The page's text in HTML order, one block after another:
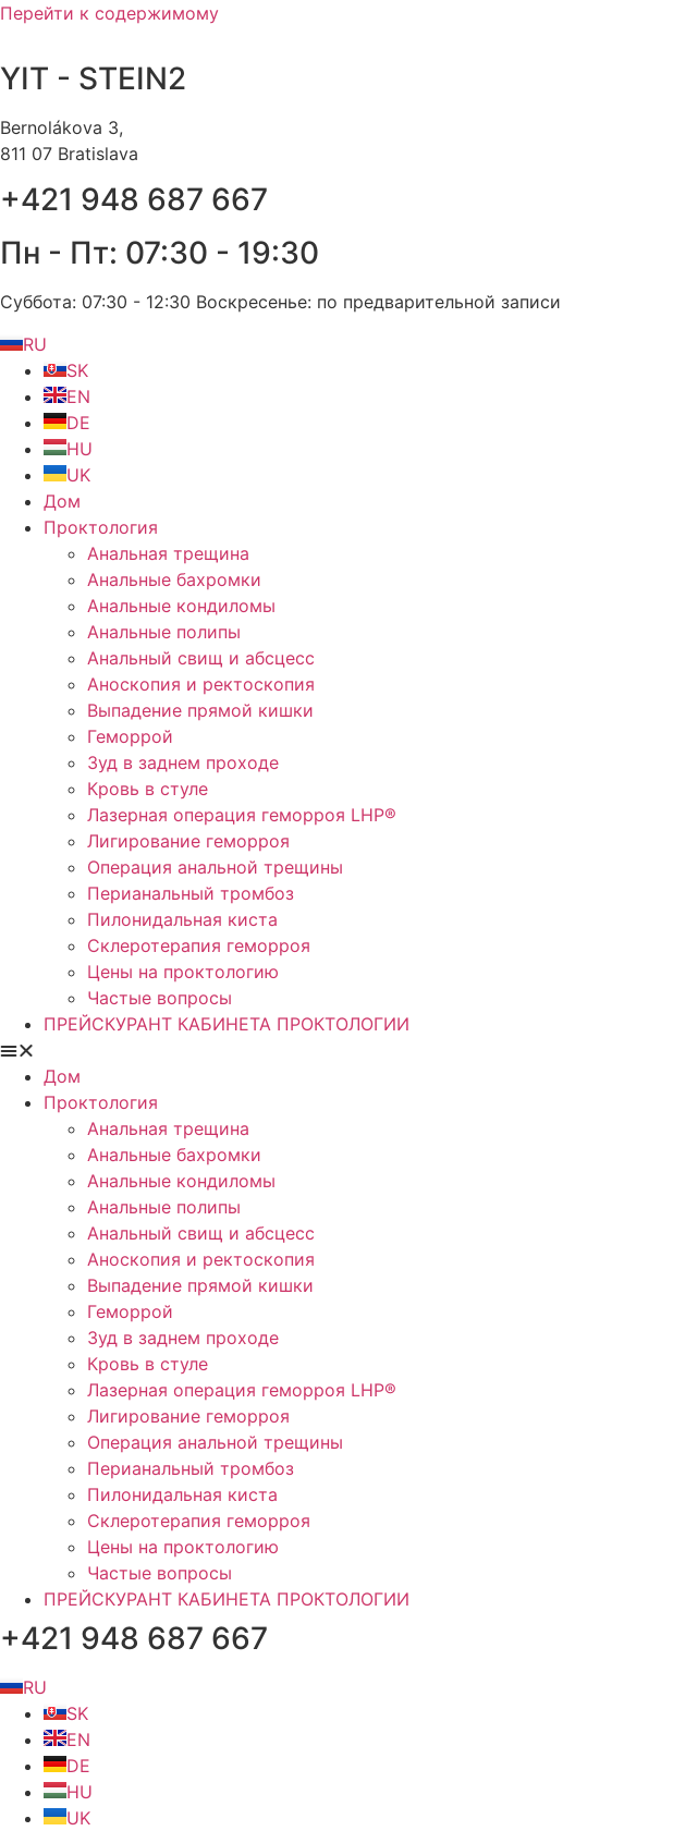
Перейти к содержимому
YIT - STEIN2
Bernolákova 3,
811 07 Bratislava
+421 948 687 667
Пн - Пт: 07:30 - 19:30
Суббота: 07:30 - 12:30 Воскресенье: по предварительной записи
RU
SK
EN
DE
HU
UK
Дом
Проктология
Анальная трещина
Анальные бахромки
Анальные кондиломы
Анальные полипы
Анальный свищ и абсцесс
Аноскопия и ректоскопия
Выпадение прямой кишки
Геморрой
Зуд в заднем проходе
Кровь в стуле
Лазерная операция геморроя LHP®
Лигирование геморроя
Операция анальной трещины
Перианальный тромбоз
Пилонидальная киста
Склеротерапия геморроя
Цены на проктологию
Частые вопросы
ПРЕЙСКУРАНТ КАБИНЕТА ПРОКТОЛОГИИ
Дом
Проктология
Анальная трещина
Анальные бахромки
Анальные кондиломы
Анальные полипы
Анальный свищ и абсцесс
Аноскопия и ректоскопия
Выпадение прямой кишки
Геморрой
Зуд в заднем проходе
Кровь в стуле
Лазерная операция геморроя LHP®
Лигирование геморроя
Операция анальной трещины
Перианальный тромбоз
Пилонидальная киста
Склеротерапия геморроя
Цены на проктологию
Частые вопросы
ПРЕЙСКУРАНТ КАБИНЕТА ПРОКТОЛОГИИ
+421 948 687 667
RU
SK
EN
DE
HU
UK